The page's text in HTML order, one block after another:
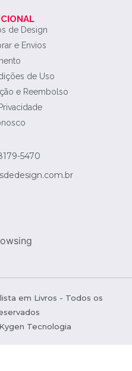
de Design
e Envios
de Uso
e Reembolso
5470
em Livros - Todos os
Kygen Tecnologia